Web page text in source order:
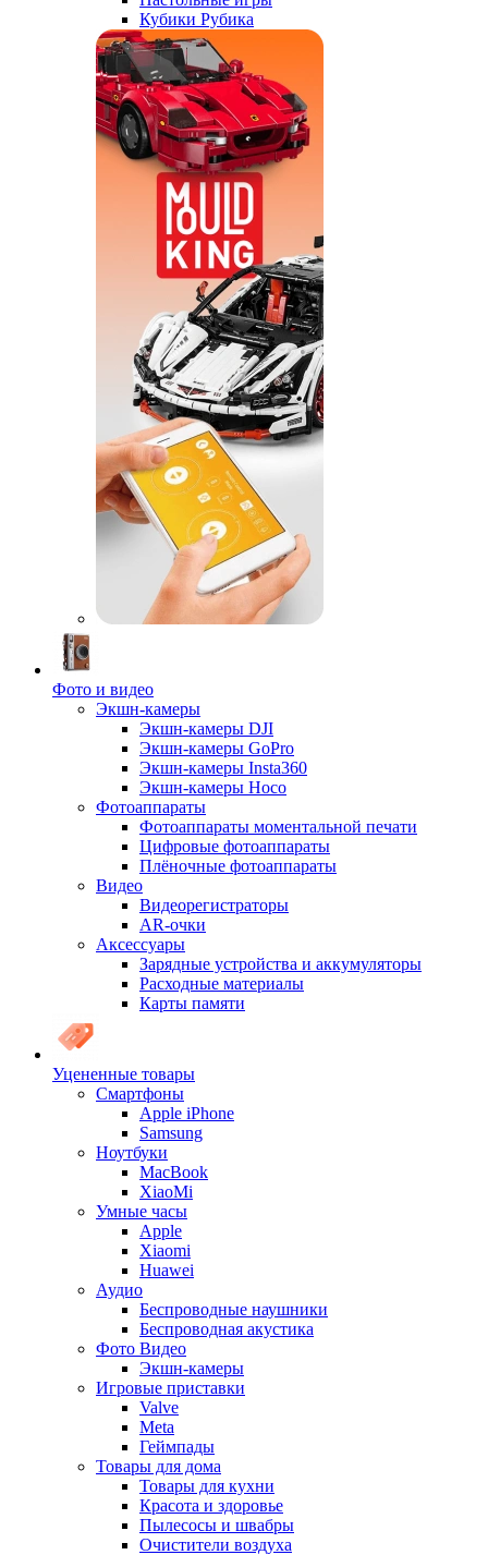
Кубики Рубика
Фото и видео
Экшн-камеры
Экшн-камеры DJI
Экшн-камеры GoPro
Экшн-камеры Insta360
Экшн-камеры Hoco
Фотоаппараты
Фотоаппараты моментальной печати
Цифровые фотоаппараты
Плёночные фотоаппараты
Видео
Видеорегистраторы
AR-очки
Аксессуары
Зарядные устройства и аккумуляторы
Расходные материалы
Карты памяти
Уцененные товары
Cмартфоны
Apple iPhone
Samsung
Ноутбуки
MacBook
XiaoMi
Умные часы
Apple
Xiaomi
Huawei
Аудио
Беспроводные наушники
Беспроводная акустика
Фото Видео
Экшн-камеры
Игровые приставки
Valve
Meta
Геймпады
Товары для дома
Товары для кухни
Красота и здоровье
Пылесосы и швабры
Очистители воздуха